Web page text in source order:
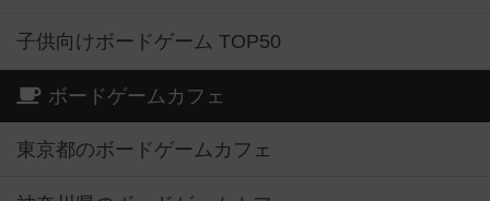
子供向けボードゲーム TOP50
ボードゲームカフェ
東京都のボードゲームカフェ